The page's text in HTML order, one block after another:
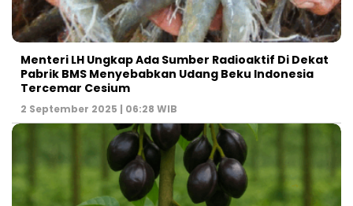
Menteri LH Ungkap Ada Sumber Radioaktif Di Dekat
Pabrik BMS Menyebabkan Udang Beku Indonesia
Tercemar Cesium
2 September 2025 | 06:28 WIB